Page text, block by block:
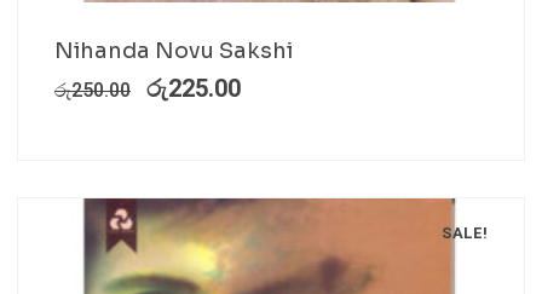
Nihanda Novu Sakshi
රු250.00 රු225.00
SALE!